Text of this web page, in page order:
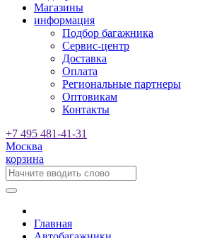
Магазины
информация
Подбор багажника
Сервис-центр
Доставка
Оплата
Региональные партнеры
Оптовикам
Контакты
+7 495 481-41-31
Москва
корзина
Главная